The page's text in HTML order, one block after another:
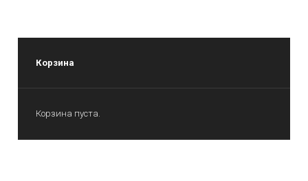
Корзина
Корзина пуста.